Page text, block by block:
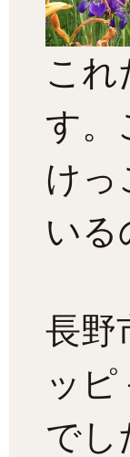
これ
す。
けっ
いる
長野
ッ
でし